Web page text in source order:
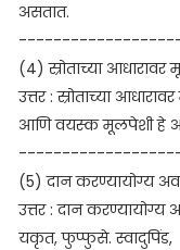
असतात.
(4) स्रोताच्या
उत्तर : स्रोताच्या
आणि वयस्क मूलपेशी हे
(5) दान करण्यायोग्य
उत्तर : दान करण्यायोग्य
यकृत, फुप्फुसे. स्वादुपिंड,